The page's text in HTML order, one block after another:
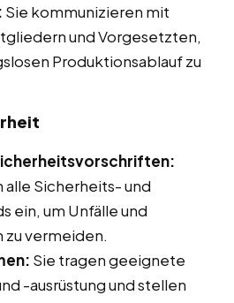
Sie kommunizieren mit
und Vorgesetzten,
Produktionsablauf zu
Sicherheits- und
ein, um Unfälle und
vermeiden.
Sie tragen geeignete
-ausrüstung und stellen